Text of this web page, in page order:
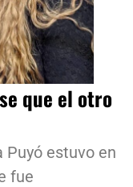
que el otro
Puyó estuvo en
fue